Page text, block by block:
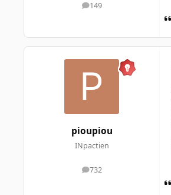
149
messages
pioupiou
INpactien
732
messages